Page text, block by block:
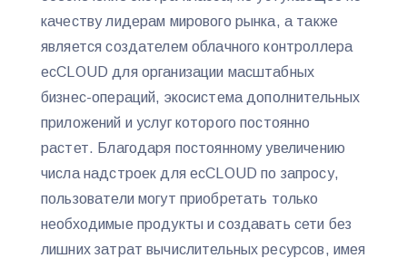
качеству лидерам мирового рынка, а также
является создателем облачного контроллера
ecCLOUD для организации масштабных
бизнес-операций, экосистема дополнительных
приложений и услуг которого постоянно
растет. Благодаря постоянному увеличению
числа надстроек для ecCLOUD по запросу,
пользователи могут приобретать только
необходимые продукты и создавать сети без
лишних затрат вычислительных ресурсов, имея